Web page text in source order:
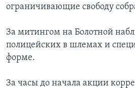
ограничивающие свободу
За митингом на Болотной
полицейских в шлемах и
форме.
За часы до начала акции